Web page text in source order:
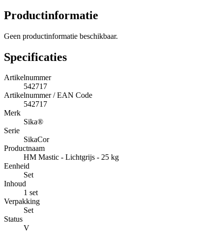
Productinformatie
Geen productinformatie beschikbaar.
Specificaties
Artikelnummer
542717
Artikelnummer / EAN Code
542717
Merk
Sika®
Serie
SikaCor
Productnaam
HM Mastic - Lichtgrijs - 25 kg
Eenheid
Set
Inhoud
1 set
Verpakking
Set
Status
V